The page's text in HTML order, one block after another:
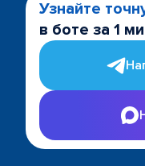
Узнайте
в боте за 1